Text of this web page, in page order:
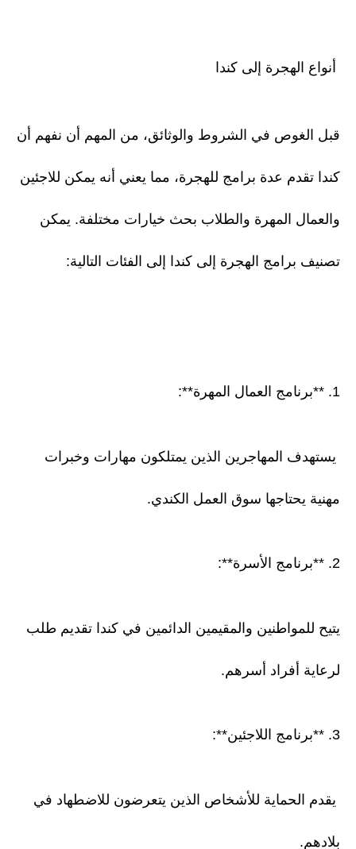
أنواع الهجرة إلى كندا
قبل الغوص في الشروط والوثائق، من المهم أن نفهم أن
كندا تقدم عدة برامج للهجرة، مما يعني أنه يمكن للاجئين
والعمال المهرة والطلاب بحث خيارات مختلفة. يمكن
تصنيف برامج الهجرة إلى كندا إلى الفئات التالية:
1. **برنامج العمال المهرة**:
يستهدف المهاجرين الذين يمتلكون مهارات وخبرات
مهنية يحتاجها سوق العمل الكندي.
2. **برنامج الأسرة**:
يتيح للمواطنين والمقيمين الدائمين في كندا تقديم طلب
لرعاية أفراد أسرهم.
3. **برنامج اللاجئين**:
يقدم الحماية للأشخاص الذين يتعرضون للاضطهاد في
بلادهم.